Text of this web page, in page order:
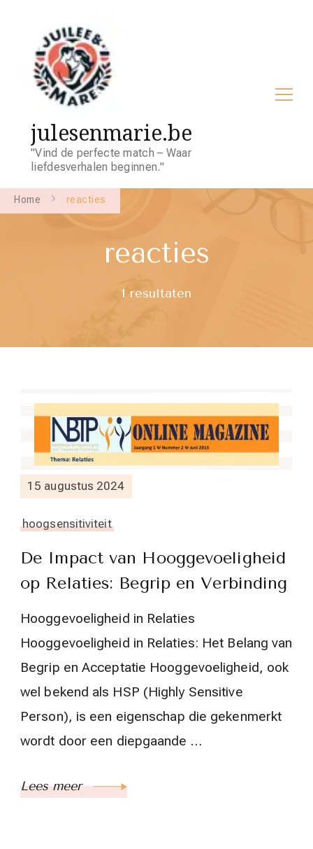
julesenmarie.be
"Vind de perfecte match – Waar
liefdesverhalen beginnen."
Home reacties
reacties
1 resultaten
15 augustus 2024
hoogsensitiviteit
De Impact van Hooggevoeligheid
op Relaties: Begrip en Verbinding
Hooggevoeligheid in Relaties
Hooggevoeligheid in Relaties: Het Belang van
Begrip en Acceptatie Hooggevoeligheid, ook
wel bekend als HSP (Highly Sensitive
Person), is een eigenschap die gekenmerkt
wordt door een diepgaande …
Lees meer